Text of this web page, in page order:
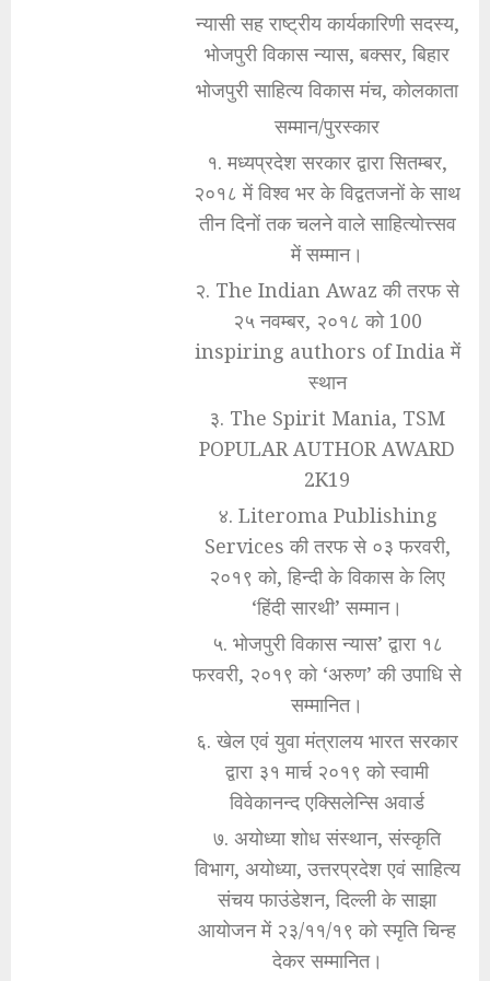
न्यासी सह राष्ट्रीय कार्यकारिणी सदस्य,
भोजपुरी विकास न्यास, बक्सर, बिहार
भोजपुरी साहित्य विकास मंच, कोलकाता
सम्मान/पुरस्कार
१. मध्यप्रदेश सरकार द्वारा सितम्बर,
२०१८ में विश्व भर के विद्वतजनों के साथ
तीन दिनों तक चलने वाले साहित्योत्त्सव
में सम्मान।
२. The Indian Awaz की तरफ से
२५ नवम्बर, २०१८ को 100
inspiring authors of India में
स्थान
३. The Spirit Mania, TSM
POPULAR AUTHOR AWARD
2K19
४. Literoma Publishing
Services की तरफ से ०३ फरवरी,
२०१९ को, हिन्दी के विकास के लिए
‘हिंदी सारथी’ सम्मान।
५. भोजपुरी विकास न्यास’ द्वारा १८
फरवरी, २०१९ को ‘अरुण’ की उपाधि से
सम्मानित।
६. खेल एवं युवा मंत्रालय भारत सरकार
द्वारा ३१ मार्च २०१९ को स्वामी
विवेकानन्द एक्सिलेन्सि अवार्ड
७. अयोध्या शोध संस्थान, संस्कृति
विभाग, अयोध्या, उत्तरप्रदेश एवं साहित्य
संचय फाउंडेशन, दिल्ली के साझा
आयोजन में २३/११/१९ को स्मृति चिन्ह
देकर सम्मानित।